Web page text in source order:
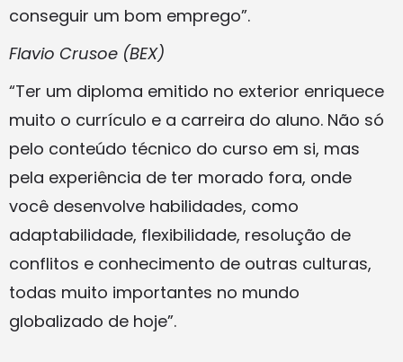
conseguir um bom emprego”.
Flavio Crusoe (BEX)
“Ter um diploma emitido no exterior enriquece
muito o currículo e a carreira do aluno. Não só
pelo conteúdo técnico do curso em si, mas
pela experiência de ter morado fora, onde
você desenvolve habilidades, como
adaptabilidade, flexibilidade, resolução de
conflitos e conhecimento de outras culturas,
todas muito importantes no mundo
globalizado de hoje”.